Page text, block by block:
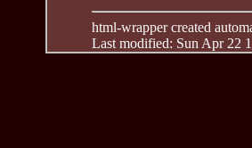
html-wrapper created
Last modified: Sun Apr 22